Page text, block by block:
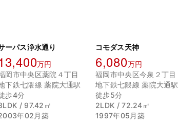
ーパス浄水通り
万円
岡市中央区薬院４丁目
下鉄七隈線 薬院大通駅
歩4分
/ 97.42㎡
年02月築
コモダス天神
6,080万円
福岡市中央区今泉２丁目
地下鉄七隈線 薬院大通駅
徒歩5分
2LDK / 72.24㎡
1997年05月築